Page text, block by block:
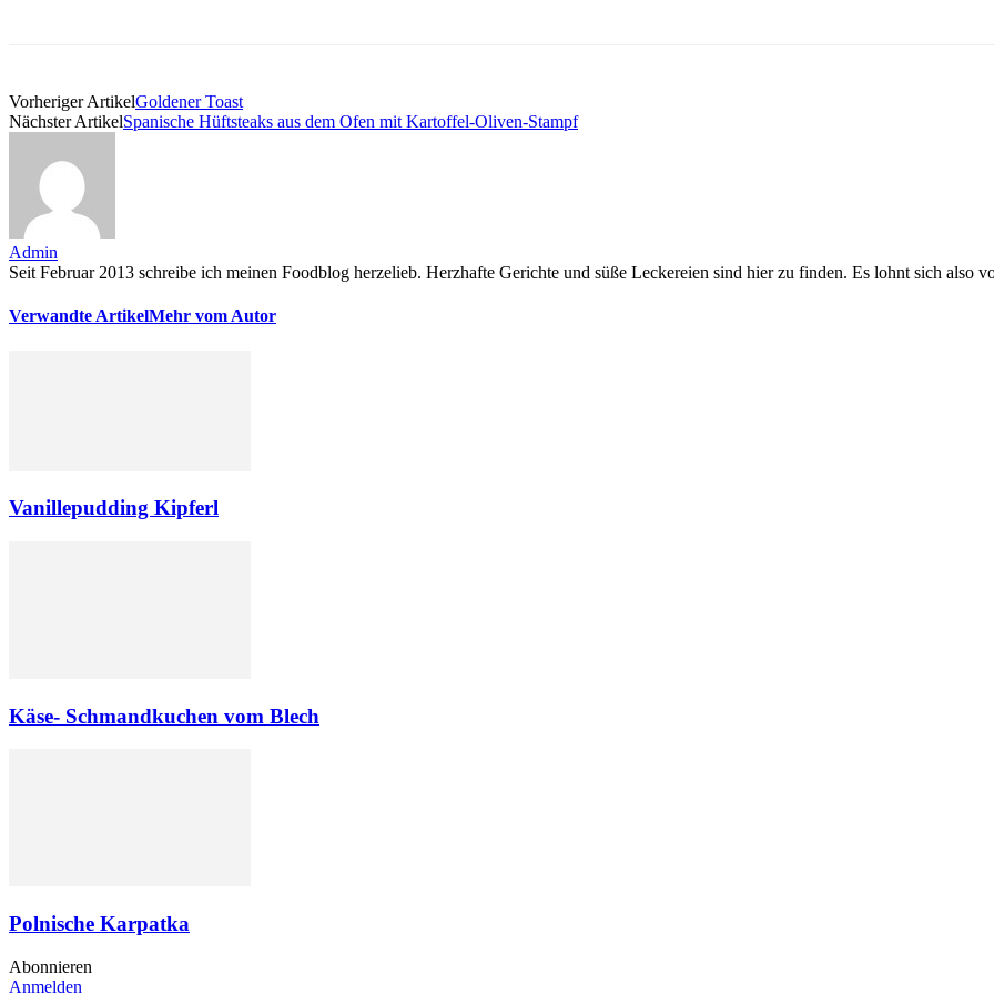
Vorheriger ArtikelGoldener Toast
Nächster ArtikelSpanische Hüftsteaks aus dem Ofen mit Kartoffel-Oliven-Stampf
Admin
Seit Februar 2013 schreibe ich meinen Foodblog herzelieb. Herzhafte Gerichte und süße Leckereien sind hier zu finden. Es lohnt sich also
Verwandte ArtikelMehr vom Autor
Vanillepudding Kipferl
Käse- Schmandkuchen vom Blech
Polnische Karpatka
Abonnieren
Anmelden